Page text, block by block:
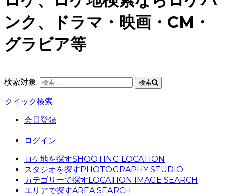
ンク、ドラマ・映画・CM・
グラビア等
検索対象: 検索
クイック検索
会員登録
ログイン
ロケ地を探すSHOOTING LOCATION
スタジオを探すPHOTOGRAPHY STUDIO
カテゴリーで探すLOCATION IMAGE SEARCH
エリアで探すAREA SEARCH